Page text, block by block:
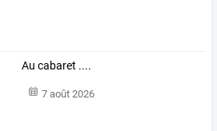
Au cabaret ....
7 août 2026